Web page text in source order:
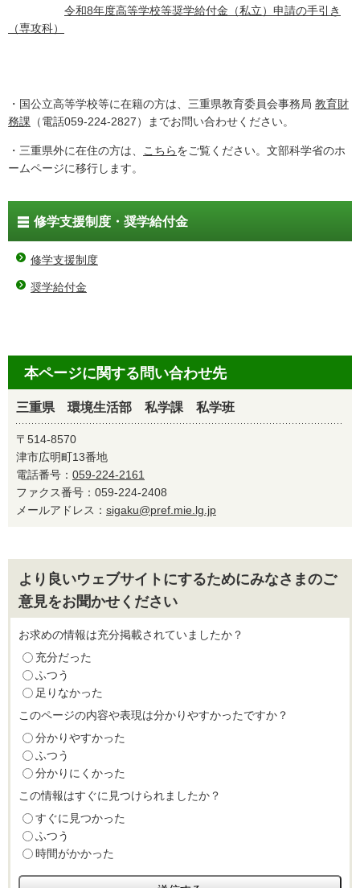
令和8年度高等学校等奨学給付金（私立）申請の手引き
（専攻科）
・国公立高等学校等に在籍の方は、三重県教育委員会事務局 教育財
務課 （電話059-224-2827）までお問い合わせください。
・三重県外に在住の方は、 こちらをご覧ください。文部科学省のホ
ームページに移行します。
修学支援制度・奨学給付金
修学支援制度
奨学給付金
本ページに関する問い合わせ先
三重県 環境生活部 私学課 私学班
〒514-8570
津市広明町13番地
電話番号： 059-224-2161
ファクス番号：059-224-2408
メールアドレス： sigaku@pref.mie.lg.jp
より良いウェブサイトにするためにみなさまのご
意見をお聞かせください
お求めの情報は充分掲載されていましたか？
充分だった
ふつう
足りなかった
このページの内容や表現は分かりやすかったですか？
分かりやすかった
ふつう
分かりにくかった
この情報はすぐに見つけられましたか？
すぐに見つかった
ふつう
時間がかかった